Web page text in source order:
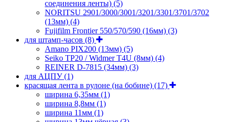
соединения ленты) (5)
NORITSU 2901/3000/3001/3201/3301/3701/3702
(13мм) (4)
Fujifilm Frontier 550/570/590 (16мм) (3)
для штамп-часов (8)
Amano PIX200 (13мм) (5)
Seiko TP20 / Widmer T4U (8мм) (4)
REINER D-7815 (34мм) (3)
для АЦПУ(1)
красящая лента в рулоне (на бобине) (17)
ширина 6,35мм (1)
ширина 8,8мм (1)
ширина 11мм (1)